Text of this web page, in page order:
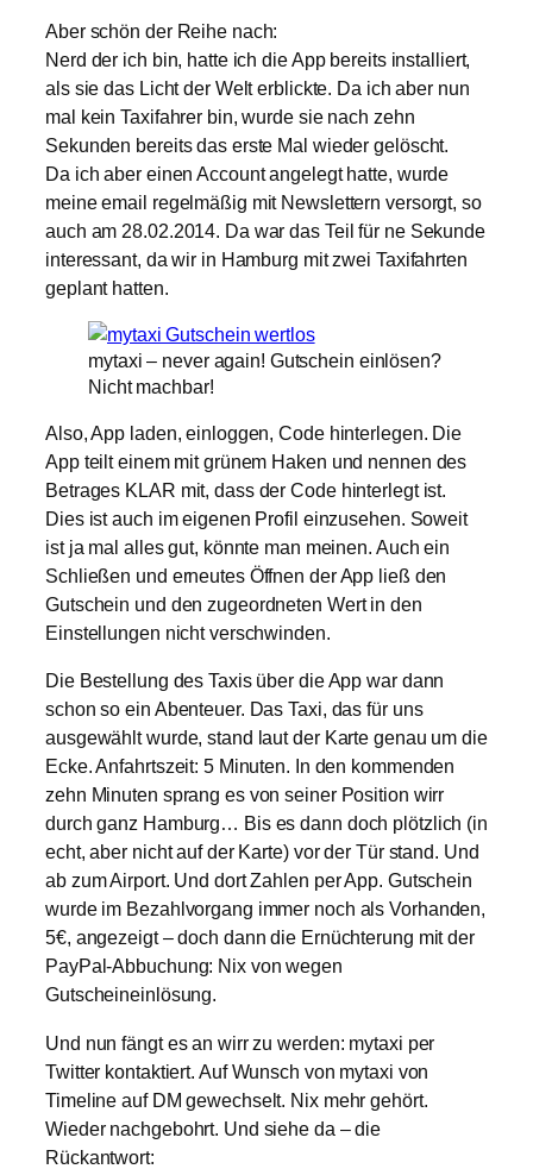
Aber schön der Reihe nach:
Nerd der ich bin, hatte ich die App bereits installiert,
als sie das Licht der Welt erblickte. Da ich aber nun
mal kein Taxifahrer bin, wurde sie nach zehn
Sekunden bereits das erste Mal wieder gelöscht.
Da ich aber einen Account angelegt hatte, wurde
meine email regelmäßig mit Newslettern versorgt, so
auch am 28.02.2014. Da war das Teil für ne Sekunde
interessant, da wir in Hamburg mit zwei Taxifahrten
geplant hatten.
mytaxi – never again! Gutschein einlösen?
Nicht machbar!
Also, App laden, einloggen, Code hinterlegen. Die
App teilt einem mit grünem Haken und nennen des
Betrages KLAR mit, dass der Code hinterlegt ist.
Dies ist auch im eigenen Profil einzusehen. Soweit
ist ja mal alles gut, könnte man meinen. Auch ein
Schließen und erneutes Öffnen der App ließ den
Gutschein und den zugeordneten Wert in den
Einstellungen nicht verschwinden.
Die Bestellung des Taxis über die App war dann
schon so ein Abenteuer. Das Taxi, das für uns
ausgewählt wurde, stand laut der Karte genau um die
Ecke. Anfahrtszeit: 5 Minuten. In den kommenden
zehn Minuten sprang es von seiner Position wirr
durch ganz Hamburg… Bis es dann doch plötzlich (in
echt, aber nicht auf der Karte) vor der Tür stand. Und
ab zum Airport. Und dort Zahlen per App. Gutschein
wurde im Bezahlvorgang immer noch als Vorhanden,
5€, angezeigt – doch dann die Ernüchterung mit der
PayPal-Abbuchung: Nix von wegen
Gutscheineinlösung.
Und nun fängt es an wirr zu werden: mytaxi per
Twitter kontaktiert. Auf Wunsch von mytaxi von
Timeline auf DM gewechselt. Nix mehr gehört.
Wieder nachgebohrt. Und siehe da – die
Rückantwort: